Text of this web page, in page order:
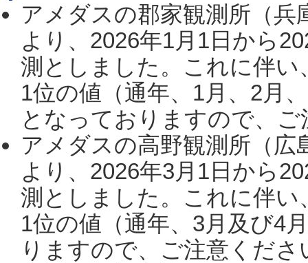
アメダスの郡家観測所（
より、2026年1月1日から
測としました。これに伴い
1位の値（通年、1月、2月
となっておりますので、
アメダスの高野観測所（
より、2026年3月1日から
測としました。これに伴い
1位の値（通年、3月及び4
りますので、ご注意くだ